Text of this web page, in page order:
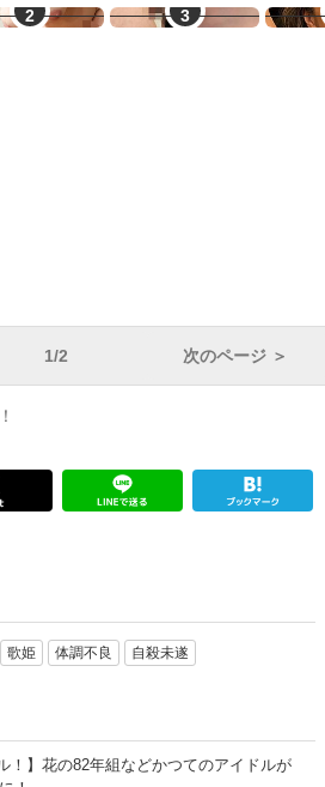
近所熟女 熟女即ヌキ 熟
1/2 次のページ ＞
歌姫 体調不良 自殺未遂
！】花の82年組などかつてのアイドルが